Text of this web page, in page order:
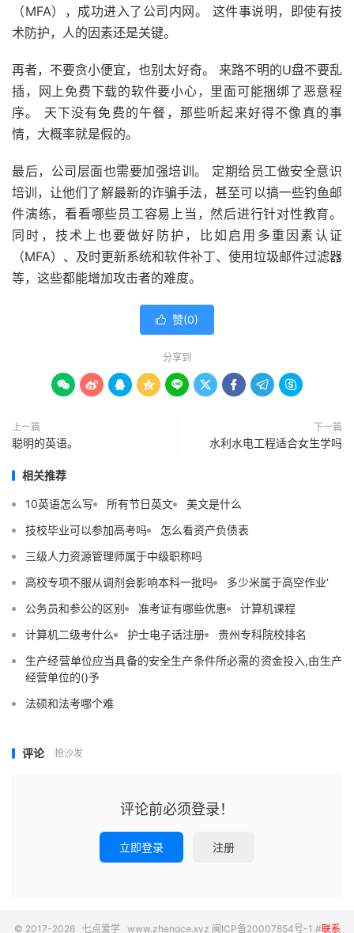
（MFA），成功进入了公司内网。 这件事说明，即使有技
术防护，人的因素还是关键。
再者，不要贪小便宜，也别太好奇。 来路不明的U盘不要乱
插，网上免费下载的软件要小心，里面可能捆绑了恶意程
序。 天下没有免费的午餐，那些听起来好得不像真的事
情，大概率就是假的。
最后，公司层面也需要加强培训。 定期给员工做安全意识
培训，让他们了解最新的诈骗手法，甚至可以搞一些钓鱼邮
件演练，看看哪些员工容易上当，然后进行针对性教育。
同时，技术上也要做好防护，比如启用多重因素认证
（MFA）、及时更新系统和软件补丁、使用垃圾邮件过滤器
等，这些都能增加攻击者的难度。
 赞(0)
分享到
        
上一篇
聪明的英语。
下一篇
水利水电工程适合女生学吗
相关推荐
10英语怎么写 所有节日英文
美文是什么
技校毕业可以参加高考吗
怎么看资产负债表
三级人力资源管理师属于中级职称吗
高校专项不服从调剂会影响本科一批吗
多少米属于高空作业‘
公务员和参公的区别
准考证有哪些优惠
计算机课程
计算机二级考什么
护士电子话注册
贵州专科院校排名
生产经营单位应当具备的安全生产条件所必需的资金投入,由生产
经营单位的()予
法硕和法考哪个难
评论 抢沙发
评论前必须登录！
立即登录 注册
© 2017-2026 七点爱学www.zhengce.xyz 闽ICP备20007854号-1 #联系